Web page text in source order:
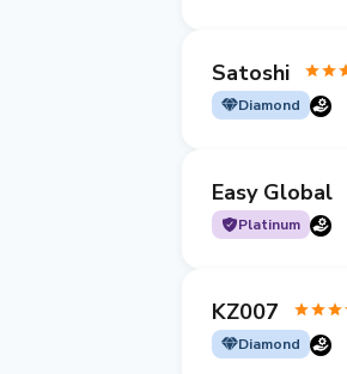
Satoshi
Diamond
Easy Global
Platinum
KZ007
Diamond